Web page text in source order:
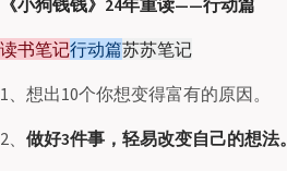
《小狗钱钱》24年重读——行动篇
读书笔记行动篇苏苏笔记
1、想出10个你想变得富有的原因。
2、 做好3件事，轻易改变自己的想法。